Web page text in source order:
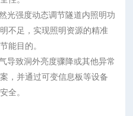
强度动态调节隧道内照明功
不足，实现照明资源的精准
能目的。
致洞外亮度骤降或其他异常
，并通过可变信息板等设备
全。